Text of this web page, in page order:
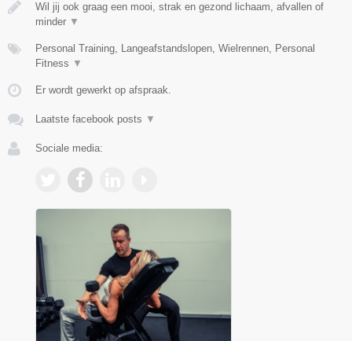
Wil jij ook graag een mooi, strak en gezond lichaam, afvallen of
minder ▼
Personal Training, Langeafstandslopen, Wielrennen, Personal
Fitness ▼
Er wordt gewerkt op afspraak.
Laatste facebook posts ▼
Sociale media: